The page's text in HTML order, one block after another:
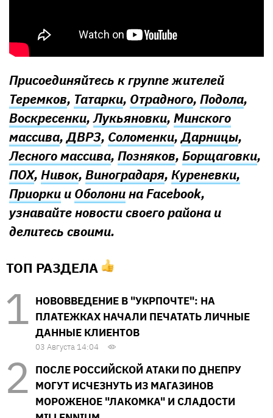
Присоединяйтесь к группе жителей
Теремков, Татарки, Отрадного, Подола,
Воскресенки,Лукьяновки, Минского
массива,ДВРЗ, Соломенки,Дарницы,
Лесного массива, Позняков, Борщаговки,
ПОХ, Нивок, Виноградаря, Куреневки,
Приоркии Оболонина Facebook,
узнавайте новости своего района и
делитесь своими.
ТОП РАЗДЕЛА
НОВОВВЕДЕНИЕ В "УКРПОЧТЕ": НА
ПЛАТЕЖКАХ НАЧАЛИ ПЕЧАТАТЬ ЛИЧНЫЕ
ДАННЫЕ КЛИЕНТОВ
03 Августа 14:04
ПОСЛЕ РОССИЙСКОЙ АТАКИ ПО ДНЕПРУ
МОГУТ ИСЧЕЗНУТЬ ИЗ МАГАЗИНОВ
МОРОЖЕНОЕ "ЛАКОМКА" И СЛАДОСТИ